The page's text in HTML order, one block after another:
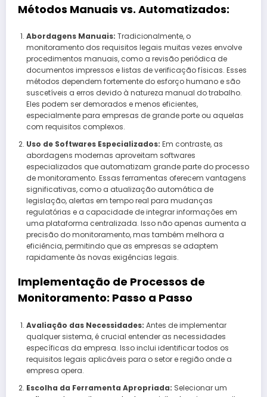
Métodos Manuais vs. Automatizados:
Abordagens Manuais: Tradicionalmente, o
monitoramento dos requisitos legais muitas vezes envolve
procedimentos manuais, como a revisão periódica de
documentos impressos e listas de verificação físicas. Esses
métodos dependem fortemente do esforço humano e são
suscetíveis a erros devido à natureza manual do trabalho.
Eles podem ser demorados e menos eficientes,
especialmente para empresas de grande porte ou aquelas
com requisitos complexos.
Uso de Softwares Especializados: Em contraste, as
abordagens modernas aproveitam softwares
especializados que automatizam grande parte do processo
de monitoramento. Essas ferramentas oferecem vantagens
significativas, como a atualização automática de
legislação, alertas em tempo real para mudanças
regulatórias e a capacidade de integrar informações em
uma plataforma centralizada. Isso não apenas aumenta a
precisão do monitoramento, mas também melhora a
eficiência, permitindo que as empresas se adaptem
rapidamente às novas exigências legais.
Implementação de Processos de
Monitoramento: Passo a Passo
Avaliação das Necessidades: Antes de implementar
qualquer sistema, é crucial entender as necessidades
específicas da empresa. Isso inclui identificar todos os
requisitos legais aplicáveis para o setor e região onde a
empresa opera.
Escolha da Ferramenta Apropriada: Selecionar um